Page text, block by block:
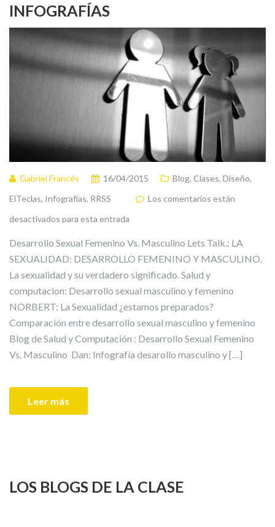
INFOGRAFÍAS
Gabriel Francés 16/04/2015 Blog, Clases, Diseño,
ElTeclas, Infografías, RRSS
Los comentarios están
desactivados para esta entrada
Desarrollo Sexual Femenino Vs. Masculino Lets Talk.: LA
SEXUALIDAD: DESARROLLO FEMENINO Y MASCULINO.
La sexualidad y su verdadero significado. Salud y
computacion: Desarrollo sexual masculino y femenino
NORBERT: La Sexualidad ¿estamos preparados?
Comparación entre desarrollo sexual masculino y femenino
Blog de Salud y Computación : Desarrollo Sexual Femenino
Vs. Masculino Dan: Infografía desarollo masculino y […]
Leer más
LOS BLOGS DE LA CLASE